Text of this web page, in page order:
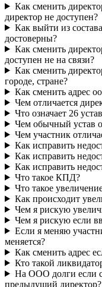
Как сменить
директор не доступен?
Как выйти из
достоверны?
Как сменить
доступен не на связи?
Как сменить
городе, стране?
Как сменить адрес
Чем отличается
Что означает 26
Чем обычный устав
Чем участник
Как исправить
Как исправить
Как исправить
Что такое КПД?
Что такое
Как происходит
Чем я рискую
Чем я рискую если
Если я меняю
меняется?
Как сменить адрес
Кто такой
На ООО долги если
предыдущий директор?